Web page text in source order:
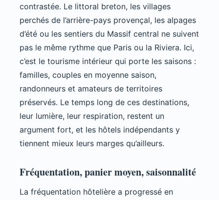
contrastée. Le littoral breton, les villages
perchés de l’arrière-pays provençal, les alpages
d’été ou les sentiers du Massif central ne suivent
pas le même rythme que Paris ou la Riviera. Ici,
c’est le tourisme intérieur qui porte les saisons :
familles, couples en moyenne saison,
randonneurs et amateurs de territoires
préservés. Le temps long de ces destinations,
leur lumière, leur respiration, restent un
argument fort, et les hôtels indépendants y
tiennent mieux leurs marges qu’ailleurs.
Fréquentation, panier moyen, saisonnalité
La fréquentation hôtelière a progressé en